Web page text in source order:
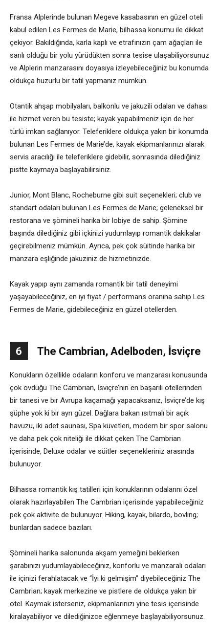
Fransa Alplerinde bulunan Megeve kasabasının en güzel oteli
kabul edilen Les Fermes de Marie, bilhassa konumu ile dikkat
çekiyor. Bakıldığında, karla kaplı ve etrafınızın çam ağaçları ile
sarılı olduğu bir yolu yürüdükten sonra tesise ulaşabiliyorsunuz
ve Alplerin manzarasını doyasıya izleyebileceğiniz bu konumda
oldukça huzurlu bir tatil yapmanız mümkün.
Otantik ahşap mobilyaları, balkonlu ve jakuzili odaları ve dahası
ile hizmet veren bu tesiste; kayak yapabilmeniz için de her
türlü imkan sağlanıyor. Teleferiklere oldukça yakın bir konumda
bulunan Les Fermes de Marie’de, kayak ekipmanlarınızı alarak
servis aracılığı ile teleferiklere gidebilir, sonrasında dilediğiniz
pistte kaymaya başlayabilirsiniz.
Junior, Mont Blanc, Rocheburne gibi suit seçenekleri; club ve
standart odaları bulunan Les Fermes de Marie; geleneksel bir
restorana ve şömineli harika bir lobiye de sahip. Şömine
başında dilediğiniz gibi içkinizi yudumlayıp romantik dakikalar
geçirebilmeniz mümkün. Ayrıca, pek çok süitinde harika bir
manzara eşliğinde jakuziniz de hizmetinizde.
Kayak yapıp aynı zamanda romantik bir tatil deneyimi
yaşayabileceğiniz, en iyi fiyat / performans oranına sahip Les
Fermes de Marie, gidebileceğiniz en güzel otellerden.
6 The Cambrian, Adelboden, İsviçre
Konukların özellikle odaların konforu ve manzarası konusunda
çok övdüğü The Cambrian, İsviçre’nin en başarılı otellerinden
bir tanesi ve bir Avrupa kaçamağı yapacaksanız, İsviçre’de kış
şüphe yok ki bir ayrı güzel. Dağlara bakan ısıtmalı bir açık
havuzu, iki adet saunası, Spa küvetleri, modern bir spor salonu
ve daha pek çok niteliği ile dikkat çeken The Cambrian
içerisinde, Deluxe odalar ve süitler seçenekleriniz arasında
bulunuyor.
Bilhassa romantik kış tatilleri için konuklarının odalarını özel
olarak hazırlayabilen The Cambrian içerisinde yapabileceğiniz
pek çok aktivite de bulunuyor. Hiking, kayak, bilardo, bovling;
bunlardan sadece bazıları.
Şömineli harika salonunda akşam yemeğini beklerken
şarabınızı yudumlayabileceğiniz, konforlu ve manzaralı odaları
ile içinizi ferahlatacak ve “İyi ki gelmişim” diyebileceğiniz The
Cambrian; kayak merkezine ve pistlere de oldukça yakın bir
otel. Kaymak isterseniz, ekipmanlarınızı yine tesis içerisinde
kiralayabiliyor ve dilediğinizce eğlenmeye başlayabiliyorsunuz.